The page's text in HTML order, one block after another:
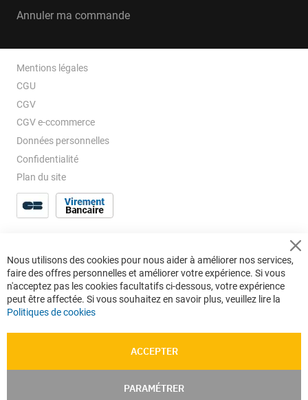
Annuler ma commande
Mentions légales
CGU
CGV
CGV e-ccommerce
Données personnelles
Confidentialité
Plan du site
Nous utilisons des cookies pour nous aider à améliorer nos services,
faire des offres personnelles et améliorer votre expérience. Si vous
n'acceptez pas les cookies facultatifs ci-dessous, votre expérience
peut être affectée. Si vous souhaitez en savoir plus, veuillez lire la
Politiques de cookies
ACCEPTER
PARAMÉTRER